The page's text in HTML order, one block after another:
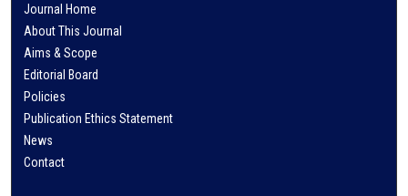
Journal Home
About This Journal
Aims & Scope
Editorial Board
Policies
Publication Ethics Statement
News
Contact